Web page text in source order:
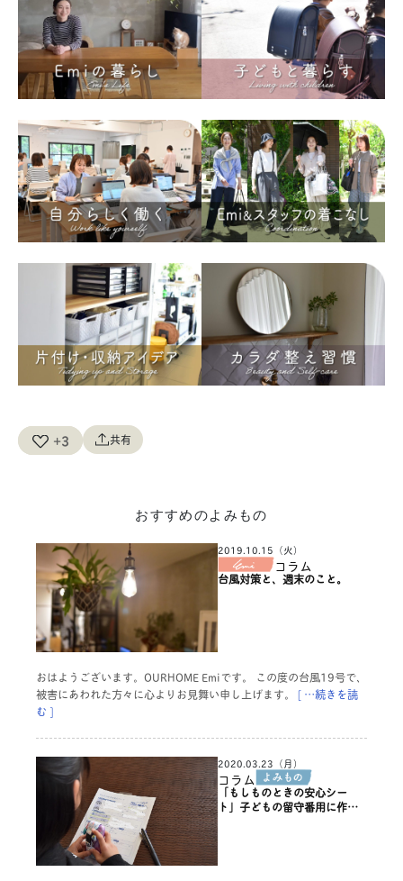
+3 共有
おすすめのよみもの
2019.10.15（火）
コラム
台風対策と、週末のこと。
おはようございます。OURHOME Emiです。 この度の台風19号で、
被害にあわれた方々に心よりお見舞い申し上げます。 [ …続きを読
む ]
2020.03.23（月）
コラム
「もしものときの安心シー
ト」子どもの留守番用に作っ